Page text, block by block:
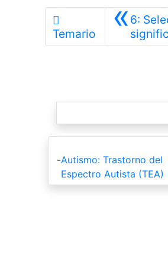
Temario «6:
-Autismo: Trastorno del
Espectro Autista (TEA)